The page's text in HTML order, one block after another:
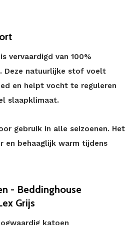
vervaardigd van 100%
Deze natuurlijke stof voelt
en helpt vocht te reguleren
slaapklimaat.
gebruik in alle seizoenen. Het
en behaaglijk warm tijdens
- Beddinghouse
Grijs
katoen